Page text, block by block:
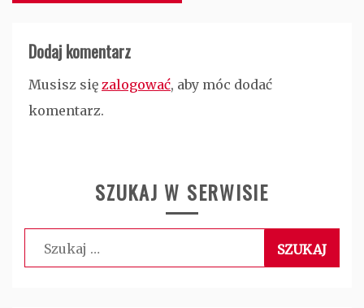
Dodaj komentarz
Musisz się zalogować, aby móc dodać
komentarz.
SZUKAJ W SERWISIE
Szukaj: